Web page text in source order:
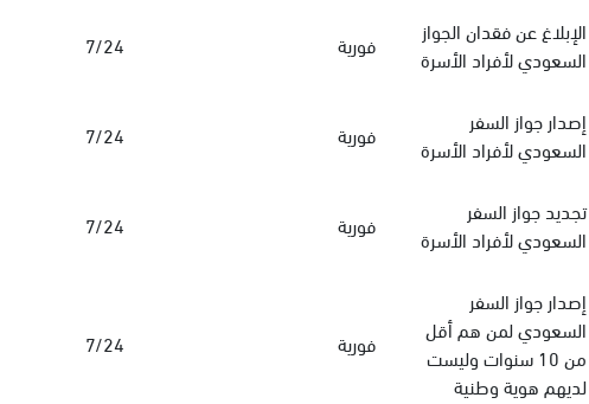
الإبلاغ عن فقدان الجواز
السعودي لأفراد الأسرة
فورية 7/24
‏إصدار جواز السفر
السعودي‏‏ لأفراد الأسرة
فورية 7/24
‏تجديد جواز السفر
السعودي‏ لأفراد الأسرة
فورية 7/24
إصدار جواز السفر
السعودي لمن هم أقل
من 10 سنوات وليست
لديهم هوية وطنية
فورية 7/24